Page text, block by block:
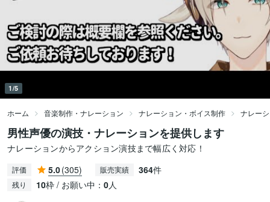
1/5
ホーム 音楽制作・ナレーション ナレーション・ボイス制作 ナレー
男性声優の演技・ナレーションを提供します
ナレーションからアクション演技まで幅広く対応！
評価 5.0(305) 販売実績 364件
残り 10枠 / お願い中： 0人